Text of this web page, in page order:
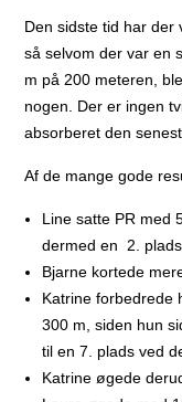
Den sidste tid har
så selvom der var en
m på 200 meteren,
nogen. Der er ingen
absorberet den
Af de mange gode
Line satte PR med
dermed en 2.
Bjarne kortede
Katrine forbedrede
300 m, siden hun
til en 7. plads ved
Katrine øgede